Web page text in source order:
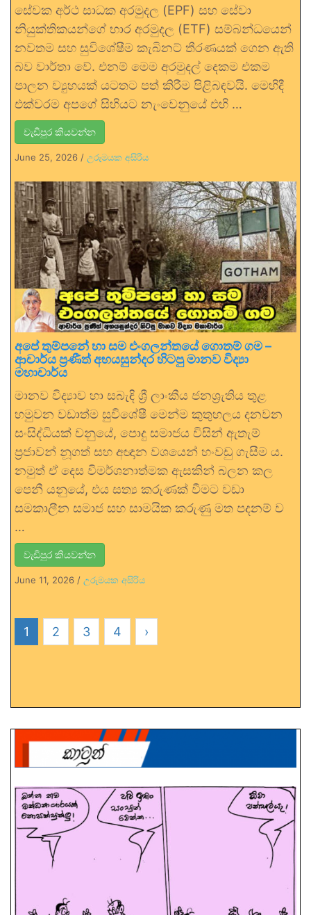
සේවක අර්ථ සාධක අරමුදල (EPF) සහ සේවා
නියුක්තිකයන්ගේ භාර අරමුදල (ETF) සම්බන්ධයෙන්
නවතම සහ සුවිශේෂීම කැබිනට් තීරණයක් ගෙන ඇති
බව වාර්තා වේ. එනම් මෙම අරමුදල් දෙකම එකම
පාලන ව්‍යුහයක් යටතට පත් කිරීම පිළිබඳවයි. මෙහිදී
එක්වරම අපගේ සිහියට නැංවෙනුයේ එහි …
වැඩිපුර කියවන්න
June 25, 2026 / උරුමයක අසිරිය
අපේ තුම්පනේ හා සම එංගලන්තයේ ගොතම් ගම –
ආචාර්ය ප්‍රණීත් අභයසුන්දර හිටපු මානව විද්‍යා
මහාචාර්ය
මානව විද්‍යාව හා සබැඳි ශ්‍රී ලාංකීය ජනශ්‍රැතිය තුළ
හමුවන වඩාත්ම සුවිශේෂී මෙන්ම කුතුහලය දනවන
සංසිද්ධියක් වනුයේ, පොදු සමාජය විසින් ඇතැම්
ප්‍රජාවන් නූගත් සහ අඥාන වශයෙන් හංවඩු ගැසීම ය.
නමුත් ඒ දෙස විමර්ශනාත්මක ඇසකින් බලන කල
පෙනී යනුයේ, එය සත්‍ය කරුණක් වීමට වඩා
සමකාලීන සමාජ සහ සාමයික කරුණු මත පදනම් ව
…
වැඩිපුර කියවන්න
June 11, 2026 / උරුමයක අසිරිය
1 2 3 4 ›